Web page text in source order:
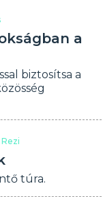
a
biztosítsa a
Rezi
túra.